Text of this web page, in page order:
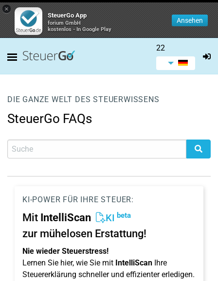
×
SteuerGo App
forium GmbH
kostenlos - In Google Play
Ansehen
22
DIE GANZE WELT DES STEUERWISSENS
SteuerGo FAQs
KI-POWER FÜR IHRE STEUER:
Mit IntelliScan KI beta
zur mühelosen Erstattung!
Nie wieder Steuerstress!
Lernen Sie hier, wie Sie mit IntelliScan Ihre
Steuererklärung schneller und effizienter erledigen.